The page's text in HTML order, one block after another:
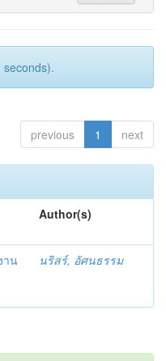
previous 1 next
Author(s)
าน
นริสร์, อัศนธรรม